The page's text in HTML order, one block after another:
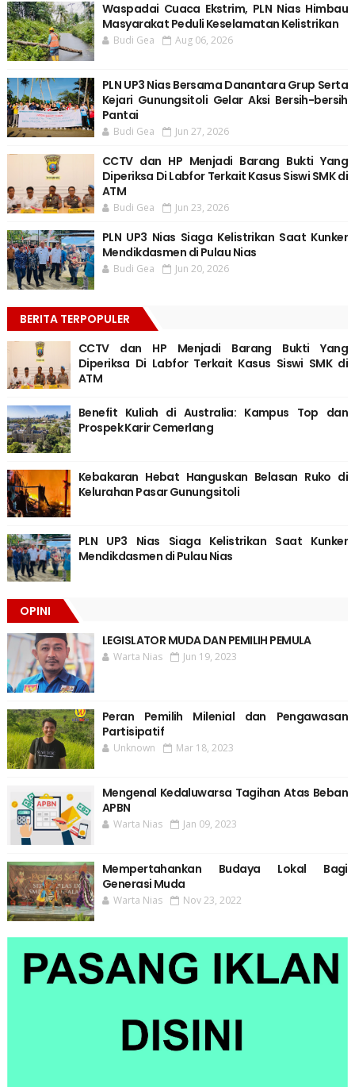
Waspadai Cuaca Ekstrim, PLN Nias Himbau
Masyarakat Peduli Keselamatan Kelistrikan
Budi Gea Aug 06, 2026
PLN UP3 Nias Bersama Danantara Grup Serta
Kejari Gunungsitoli Gelar Aksi Bersih-bersih
Pantai
Budi Gea Jun 27, 2026
CCTV dan HP Menjadi Barang Bukti Yang
Diperiksa Di Labfor Terkait Kasus Siswi SMK di
ATM
Budi Gea Jun 23, 2026
PLN UP3 Nias Siaga Kelistrikan Saat Kunker
Mendikdasmen di Pulau Nias
Budi Gea Jun 20, 2026
BERITA TERPOPULER
CCTV dan HP Menjadi Barang Bukti Yang
Diperiksa Di Labfor Terkait Kasus Siswi SMK di
ATM
Benefit Kuliah di Australia: Kampus Top dan
Prospek Karir Cemerlang
Kebakaran Hebat Hanguskan Belasan Ruko di
Kelurahan Pasar Gunungsitoli
PLN UP3 Nias Siaga Kelistrikan Saat Kunker
Mendikdasmen di Pulau Nias
OPINI
LEGISLATOR MUDA DAN PEMILIH PEMULA
Warta Nias Jun 19, 2023
Peran Pemilih Milenial dan Pengawasan
Partisipatif
Unknown Mar 18, 2023
Mengenal Kedaluwarsa Tagihan Atas Beban
APBN
Warta Nias Jan 09, 2023
Mempertahankan Budaya Lokal Bagi
Generasi Muda
Warta Nias Nov 23, 2022